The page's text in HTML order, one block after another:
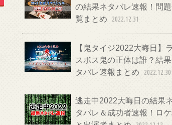
の結果ネタバレ速報！問
覧まとめ
2022.12.31
【鬼タイジ2022大晦日】ラ
スボス鬼の正体は誰？結
タバレ速報まとめ
2022.12.30
逃走中2022大晦日の結果
タバレ＆成功者速報！ロ